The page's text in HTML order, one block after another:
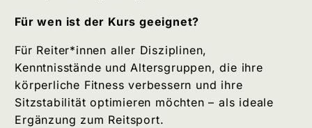
Für wen ist der Kurs geeignet?
Für Reiter*innen aller Disziplinen,
Kenntnisstände und Altersgruppen, die ihre
körperliche Fitness verbessern und ihre
Sitzstabilität optimieren möchten – als ideale
Ergänzung zum Reitsport.